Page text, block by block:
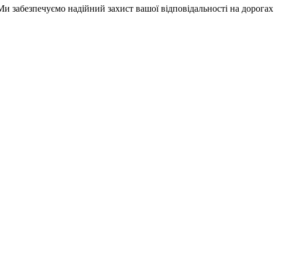
надійний захист вашої відповідальності на дорогах